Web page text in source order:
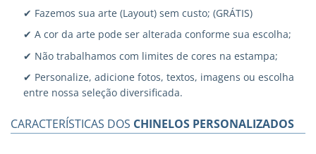
✔ Fazemos sua arte (Layout) sem custo; (GRÁTIS)
✔ A cor da arte pode ser alterada conforme sua escolha;
✔ Não trabalhamos com limites de cores na estampa;
✔ Personalize, adicione fotos, textos, imagens ou escolha
entre nossa seleção diversificada.
CARACTERÍSTICAS DOS CHINELOS PERSONALIZADOS